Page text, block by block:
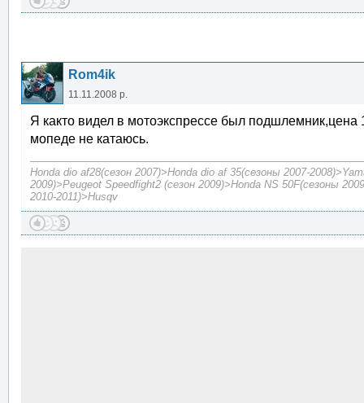
Rom4ik
11.11.2008 р.
Я както видел в мотоэкспрессе был подшлемник,цена
мопеде не катаюсь.
Honda dio af28(сезон 2007)>Honda dio af 35(сезоны 2007-
2009)>Peugeot Speedfight2 (сезон 2009)>Honda NS 50F(сезоны
2010-2011)>Husqv